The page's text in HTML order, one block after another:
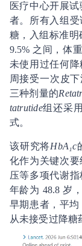
医疗中心开展
者。所有入组
糖，入组标准明
9.5% 之间，体
未使用过任何
周接受一次皮
三种剂量的
tatrutide组还采
式。
该研究将HbA₁c
化作为关键次
压等多项代谢
年龄为 48.8 岁
早期患者，平均
从未接受过降糖